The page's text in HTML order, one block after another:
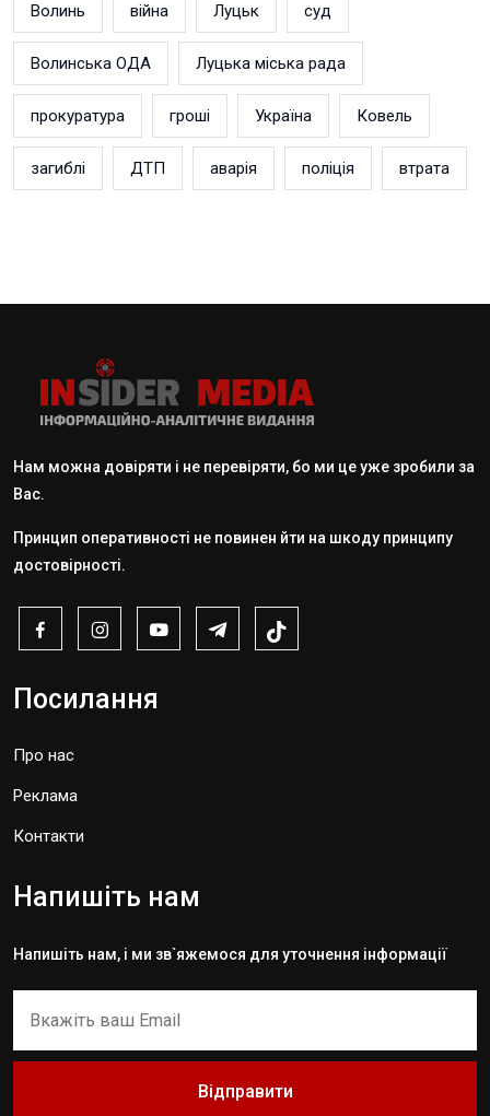
Волинь війна Луцьк суд
Волинська ОДА Луцька міська рада
прокуратура гроші Україна Ковель
загиблі ДТП аварія поліція втрата
Нам можна довіряти і не перевіряти, бо ми це уже зробили за
Вас.
Принцип оперативності не повинен йти на шкоду принципу
достовірності.
Посилання
Про нас
Реклама
Контакти
Напишіть нам
Напишіть нам, і ми зв`яжемося для уточнення інформації
Відправити